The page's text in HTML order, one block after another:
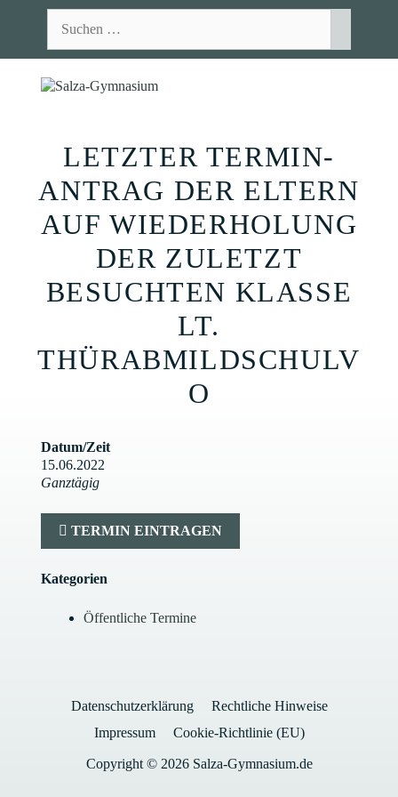
nach:
LETZTER TERMIN-
ANTRAG DER ELTERN
AUF WIEDERHOLUNG
DER ZULETZT
BESUCHTEN KLASSE
LT.
THÜRABMILDSCHULV
O
Datum/Zeit
15.06.2022
Ganztägig
TERMIN EINTRAGEN
Kategorien
Öffentliche Termine
Datenschutzerklärung
Rechtliche Hinweise
Impressum
Cookie-Richtlinie (EU)
Copyright © 2026 Salza-Gymnasium.de